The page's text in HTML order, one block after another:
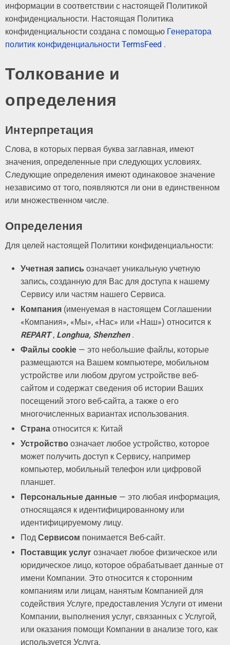
информации в соответствии с настоящей Политикой
конфиденциальности. Настоящая Политика
конфиденциальности создана с помощью Генератора
политик конфиденциальности TermsFeed .
Толкование и
определения
Интерпретация
Слова, в которых первая буква заглавная, имеют
значения, определенные при следующих условиях.
Следующие определения имеют одинаковое значение
независимо от того, появляются ли они в единственном
или множественном числе.
Определения
Для целей настоящей Политики конфиденциальности:
Учетная запись означает уникальную учетную
запись, созданную для Вас для доступа к нашему
Сервису или частям нашего Сервиса.
Компания (именуемая в настоящем Соглашении
«Компания», «Мы», «Нас» или «Наш») относится к
REPART, Longhua, Shenzhen.
Файлы cookie — это небольшие файлы, которые
размещаются на Вашем компьютере, мобильном
устройстве или любом другом устройстве веб-
сайтом и содержат сведения об истории Ваших
посещений этого веб-сайта, а также о его
многочисленных вариантах использования.
Страна относится к: Китай
Устройство означает любое устройство, которое
может получить доступ к Сервису, например
компьютер, мобильный телефон или цифровой
планшет.
Персональные данные — это любая информация,
относящаяся к идентифицированному или
идентифицируемому лицу.
Под Сервисом понимается Веб-сайт.
Поставщик услуг означает любое физическое или
юридическое лицо, которое обрабатывает данные от
имени Компании. Это относится к сторонним
компаниям или лицам, нанятым Компанией для
содействия Услуге, предоставления Услуги от имени
Компании, выполнения услуг, связанных с Услугой,
или оказания помощи Компании в анализе того, как
используется Услуга.